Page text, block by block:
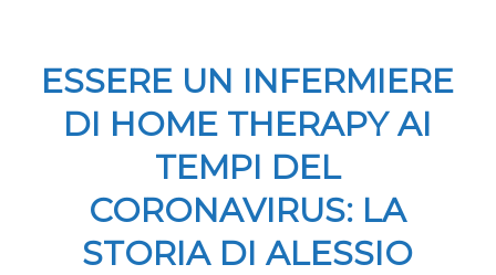
ESSERE UN INFERMIERE
DI HOME THERAPY AI
TEMPI DEL
CORONAVIRUS: LA
STORIA DI ALESSIO